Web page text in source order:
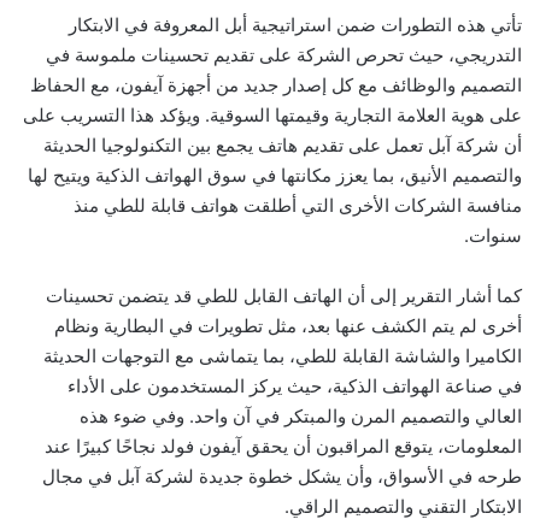
تأتي هذه التطورات ضمن استراتيجية أبل المعروفة في الابتكار
التدريجي، حيث تحرص الشركة على تقديم تحسينات ملموسة في
التصميم والوظائف مع كل إصدار جديد من أجهزة آيفون، مع الحفاظ
على هوية العلامة التجارية وقيمتها السوقية. ويؤكد هذا التسريب على
أن شركة آبل تعمل على تقديم هاتف يجمع بين التكنولوجيا الحديثة
والتصميم الأنيق، بما يعزز مكانتها في سوق الهواتف الذكية ويتيح لها
منافسة الشركات الأخرى التي أطلقت هواتف قابلة للطي منذ
سنوات.
كما أشار التقرير إلى أن الهاتف القابل للطي قد يتضمن تحسينات
أخرى لم يتم الكشف عنها بعد، مثل تطويرات في البطارية ونظام
الكاميرا والشاشة القابلة للطي، بما يتماشى مع التوجهات الحديثة
في صناعة الهواتف الذكية، حيث يركز المستخدمون على الأداء
العالي والتصميم المرن والمبتكر في آن واحد. وفي ضوء هذه
المعلومات، يتوقع المراقبون أن يحقق آيفون فولد نجاحًا كبيرًا عند
طرحه في الأسواق، وأن يشكل خطوة جديدة لشركة آبل في مجال
الابتكار التقني والتصميم الراقي.